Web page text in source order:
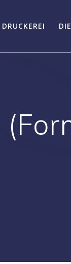
DRUCKEREI